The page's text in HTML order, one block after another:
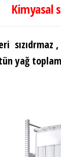
Kimyasal
sızıdrmaz
yağ